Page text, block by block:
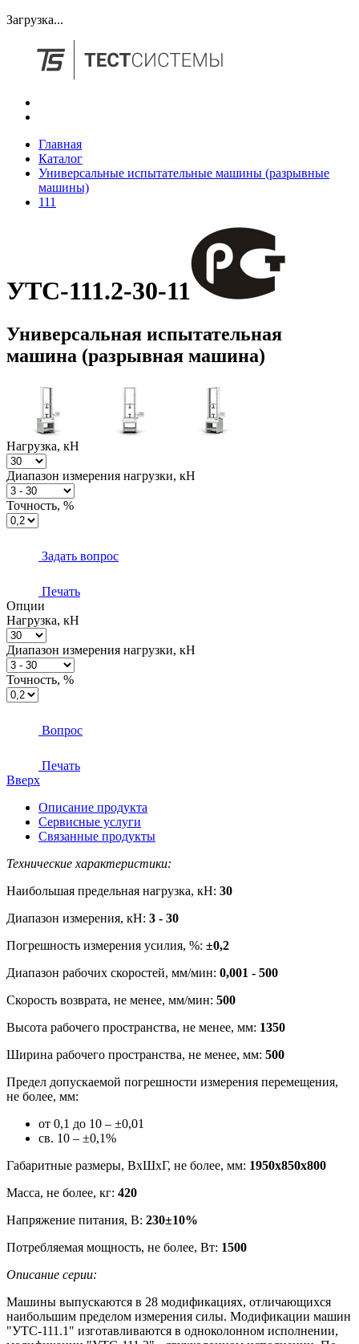
Загрузка...
Главная
Каталог
Универсальные испытательные машины (разрывные
машины)
111
УТС-111.2-30-11
Универсальная испытательная
машина (разрывная машина)
Нагрузка, кН
Диапазон измерения нагрузки, кН
Точность, %
Задать вопрос
Печать
Опции
Нагрузка, кН
Диапазон измерения нагрузки, кН
Точность, %
Вопрос
Печать
Вверх
Описание продукта
Сервисные услуги
Связанные продукты
Технические характеристики:
Наибольшая предельная нагрузка, кН: 30
Диапазон измерения, кН: 3 - 30
Погрешность измерения усилия, %: ±0,2
Диапазон рабочих скоростей, мм/мин: 0,001 - 500
Скорость возврата, не менее, мм/мин: 500
Высота рабочего пространства, не менее, мм: 1350
Ширина рабочего пространства, не менее, мм: 500
Предел допускаемой погрешности измерения перемещения,
не более, мм:
от 0,1 до 10 – ±0,01
св. 10 – ±0,1%
Габаритные размеры, ВхШхГ, не более, мм: 1950х850х800
Масса, не более, кг: 420
Напряжение питания, В: 230±10%
Потребляемая мощность, не более, Вт: 1500
Описание серии:
Машины выпускаются в 28 модификациях, отличающихся
наибольшим пределом измерения силы. Модификации машин
"УТС-111.1" изготавливаются в одноколонном исполнении,